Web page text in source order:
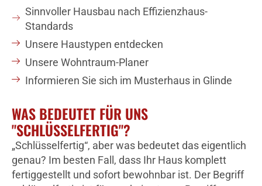
Sinnvoller Hausbau nach Effizienzhaus-
Standards
Unsere Haustypen entdecken
Unsere Wohntraum-Planer
Informieren Sie sich im Musterhaus in Glinde
WAS BEDEUTET FÜR UNS
"SCHLÜSSELFERTIG"?
„Schlüsselfertig“, aber was bedeutet das eigentlich
genau? Im besten Fall, dass Ihr Haus komplett
fertiggestellt und sofort bewohnbar ist. Der Begriff